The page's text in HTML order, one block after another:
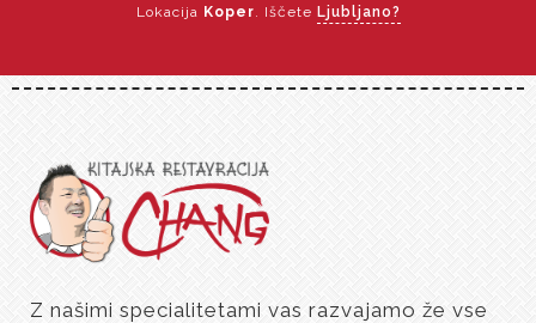
Lokacija Koper. Iščete Ljubljano?
Z našimi specialitetami vas razvajamo že vse